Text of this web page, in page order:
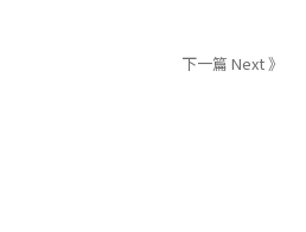
下一篇 Next 》